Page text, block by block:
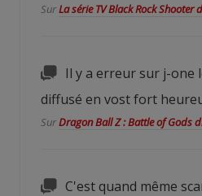
SurLa série TV Black Rock Shooter
Il y a erreur sur j-one
diffusé en vost fort
SurDragon Ball Z : Battle of Gods
C'est quand même